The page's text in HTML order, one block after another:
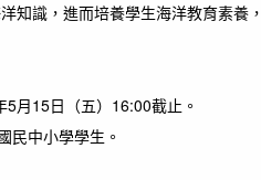
知識，進而培養學生海洋教育素養
月15日（五）16:00截止。
民中小學學生。